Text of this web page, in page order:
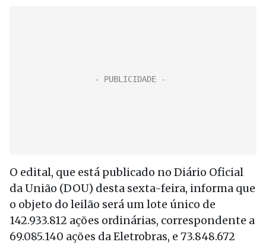
O edital, que está publicado no Diário Oficial
da União (DOU) desta sexta-feira, informa que
o objeto do leilão será um lote único de
142.933.812 ações ordinárias, correspondente a
69.085.140 ações da Eletrobras, e 73.848.672